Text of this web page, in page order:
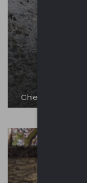
Chiesa di